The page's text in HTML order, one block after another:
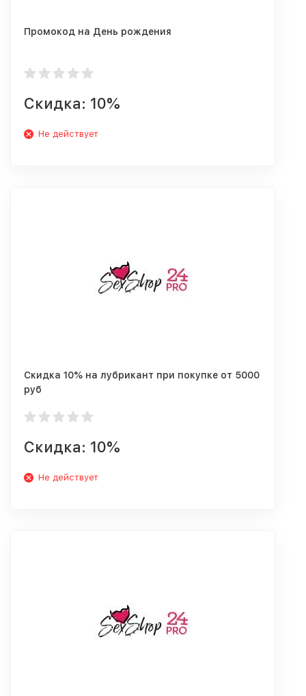
Промокод на День рождения
Скидка: 10%
Не действует
Скидка 10% на лубрикант при покупке от 5000
руб
Скидка: 10%
Не действует